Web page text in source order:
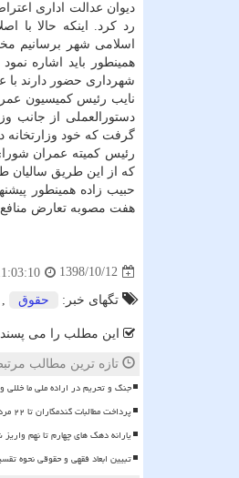
دیوان عدالت اداری
رد كرد. اینكه حالا با
اسلامی شهر برسانیم
همینطور باید اشاره
شهرداری حضور دارند با
دستورالعملی از جانب
گرفت كه خود وزارتخانه در ۲۷ اسفند سال ۹۶ متن اولیه را اصلاح و متن تعدیل شده ای را آورد. هر چند آن هم امكان اجرا
رئیس كمیته عمران
كه از این طریق سالیان
حبیب زاده همینطور
هفت مصوبه تعارض
1398/10/12
تگهای خبر: حقوق
این مطلب را می
تازه ترین مطالب
جنگ و تحریم در اراده ملی ما خللی
پرداخت مطالبات گندمکاران تا ۲۲ مرداد به ۲۱۰ همت می رسد
یارانه دهک های چهارم تا نهم
تبیین ابعاد فقهی و حقوقی نحوه